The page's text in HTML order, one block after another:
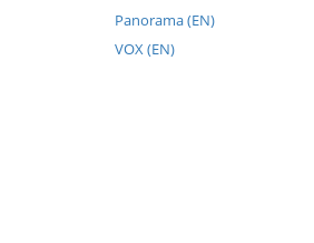
Panorama (EN)
VOX (EN)